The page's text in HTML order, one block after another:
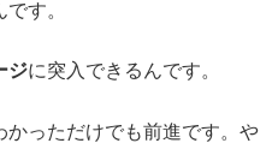
す。
ジに突入できるんです。
かっただけでも前進です。や